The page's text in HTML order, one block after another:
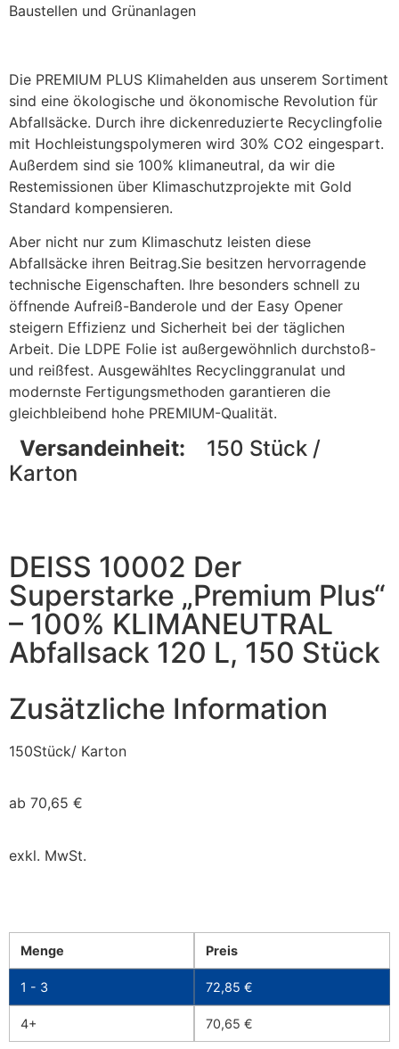
Baustellen und Grünanlagen
Die PREMIUM PLUS Klimahelden aus unserem Sortiment
sind eine ökologische und ökonomische Revolution für
Abfallsäcke. Durch ihre dickenreduzierte Recyclingfolie
mit Hochleistungspolymeren wird 30% CO2 eingespart.
Außerdem sind sie 100% klimaneutral, da wir die
Restemissionen über Klimaschutzprojekte mit Gold
Standard kompensieren.
Aber nicht nur zum Klimaschutz leisten diese
Abfallsäcke ihren Beitrag.Sie besitzen hervorragende
technische Eigenschaften. Ihre besonders schnell zu
öffnende Aufreiß-Banderole und der Easy Opener
steigern Effizienz und Sicherheit bei der täglichen
Arbeit. Die LDPE Folie ist außergewöhnlich durchstoß-
und reißfest. Ausgewähltes Recyclinggranulat und
modernste Fertigungsmethoden garantieren die
gleichbleibend hohe PREMIUM-Qualität.
Versandeinheit: 150 Stück /
Karton
DEISS 10002 Der
Superstarke „Premium Plus“
– 100% KLIMANEUTRAL
Abfallsack 120 L, 150 Stück
Zusätzliche Information
150Stück/ Karton
ab 70,65 €
exkl. MwSt.
Menge Preis
1 - 3 72,85 €
4+ 70,65 €